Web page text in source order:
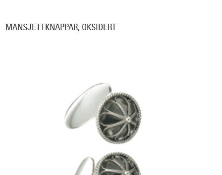
MANSJETTKNAPPAR, OKSIDERT